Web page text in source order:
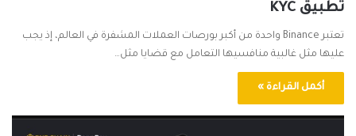
تطبيق KYC
تعتبر Binance واحدة من أكبر بورصات العملات المشفرة في العالم، إذ يجب
عليها مثل غالبية منافسيها التعامل مع قضايا مثل…
أكمل القراءة »